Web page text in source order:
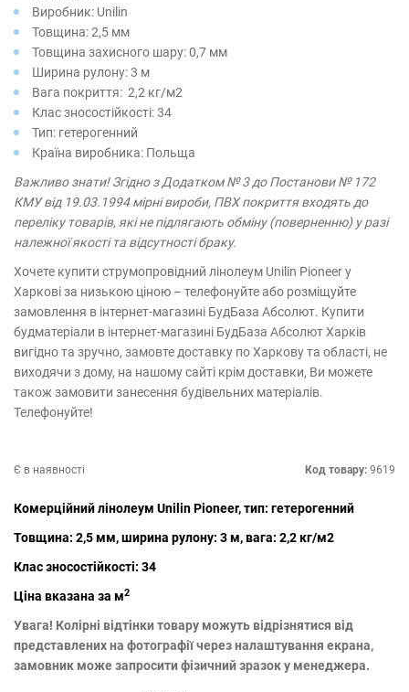
Виробник: Unilin
Товщина: 2,5 мм
Товщина захисного шару: 0,7 мм
Ширина рулону: 3 м
Вага покриття: 2,2 кг/м2
Клас зносостійкості: 34
Тип: гетерогенний
Країна виробника: Польща
Важливо знати! Згідно з Додатком № 3 до Постанови № 172
КМУ від 19.03.1994 мірні вироби, ПВХ покриття входять до
переліку товарів, які не підлягають обміну (поверненню) у разі
належної якості та відсутності браку.
Хочете купити струмопровідний лінолеум Unilin Pioneer у
Харкові за низькою ціною – телефонуйте або розміщуйте
замовлення в інтернет-магазині БудБаза Абсолют. Купити
будматеріали в інтернет-магазині БудБаза Абсолют Харків
вигідно та зручно, замовте доставку по Харкову та області, не
виходячи з дому, на нашому сайті крім доставки, Ви можете
також замовити занесення будівельних матеріалів.
Телефонуйте!
Є в наявності Код товару: 9619
Комерційний лінолеум Unilin Pioneer, тип: гетерогенний
Товщина: 2,5 мм, ширина рулону: 3 м, вага: 2,2 кг/м2
Клас зносостійкості: 34
Ціна вказана за м2
Увага! Колірні відтінки товару можуть відрізнятися від
представлених на фотографії через налаштування екрана,
замовник може запросити фізичний зразок у менеджера.